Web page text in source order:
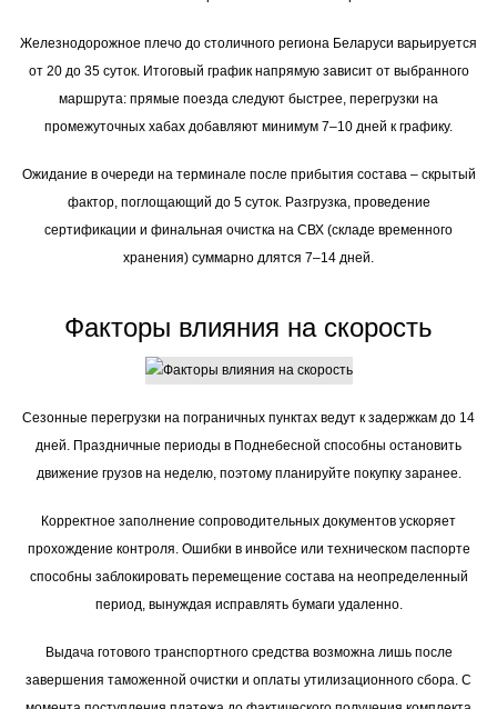
Железнодорожное плечо до столичного региона Беларуси варьируется
от 20 до 35 суток. Итоговый график напрямую зависит от выбранного
маршрута: прямые поезда следуют быстрее, перегрузки на
промежуточных хабах добавляют минимум 7–10 дней к графику.
Ожидание в очереди на терминале после прибытия состава – скрытый
фактор, поглощающий до 5 суток. Разгрузка, проведение
сертификации и финальная очистка на СВХ (складе временного
хранения) суммарно длятся 7–14 дней.
Факторы влияния на скорость
Сезонные перегрузки на пограничных пунктах ведут к задержкам до 14
дней. Праздничные периоды в Поднебесной способны остановить
движение грузов на неделю, поэтому планируйте покупку заранее.
Корректное заполнение сопроводительных документов ускоряет
прохождение контроля. Ошибки в инвойсе или техническом паспорте
способны заблокировать перемещение состава на неопределенный
период, вынуждая исправлять бумаги удаленно.
Выдача готового транспортного средства возможна лишь после
завершения таможенной очистки и оплаты утилизационного сбора. С